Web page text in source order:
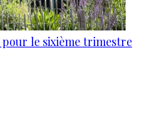
le sixième trimestre